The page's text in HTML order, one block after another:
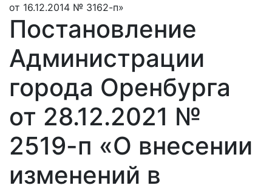
от 16.12.2014 № 3162-п»
Постановление
Администрации
города Оренбурга
от 28.12.2021 №
2519-п «О внесении
изменений в